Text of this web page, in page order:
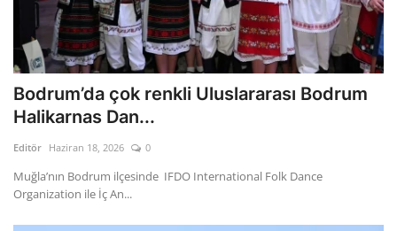
Bodrum’da çok renkli Uluslararası Bodrum
Halikarnas Dan...
Editör Haziran 18, 2026 0
Muğla’nın Bodrum ilçesinde IFDO International Folk Dance
Organization ile İç An...